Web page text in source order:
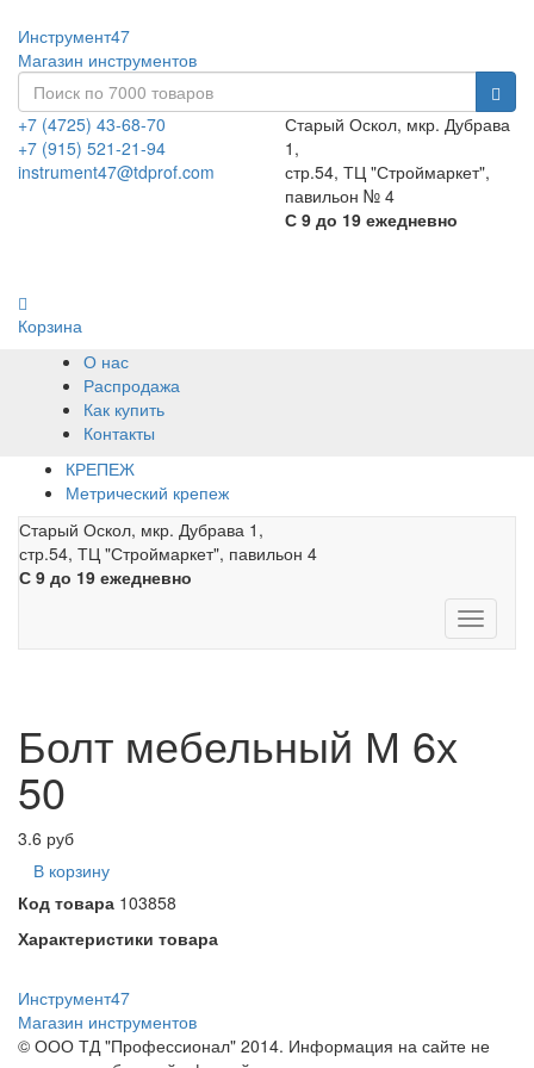
Инструмент47
Магазин инструментов
+7 (4725) 43-68-70
+7 (915) 521-21-94
instrument47@tdprof.com
Старый Оскол, мкр. Дубрава
1,
стр.54, ТЦ "Строймаркет",
павильон № 4
С 9 до 19 ежедневно
Корзина
О нас
Распродажа
Как купить
Контакты
КРЕПЕЖ
Метрический крепеж
Старый Оскол, мкр. Дубрава 1,
стр.54, ТЦ "Строймаркет", павильон 4
С 9 до 19 ежедневно
Toggle
Болт мебельный М 6х
50
3.6 руб
В корзину
Код товара 103858
Характеристики товара
Инструмент47
Магазин инструментов
© ООО ТД "Профессионал" 2014. Информация на сайте не